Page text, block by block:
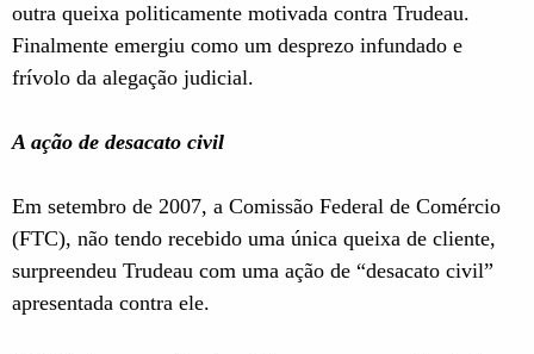
outra queixa politicamente motivada contra Trudeau.
Finalmente emergiu como um desprezo infundado e
frívolo da alegação judicial.
A ação de desacato civil
Em setembro de 2007, a Comissão Federal de Comércio
(FTC), não tendo recebido uma única queixa de cliente,
surpreendeu Trudeau com uma ação de “desacato civil”
apresentada contra ele.